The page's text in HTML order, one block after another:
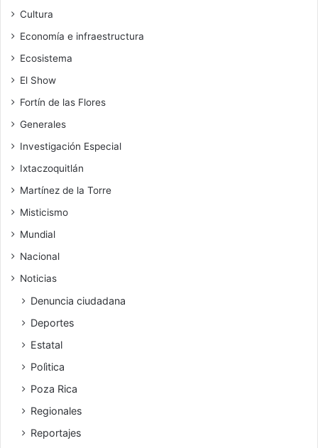
Cultura
Economía e infraestructura
Ecosistema
El Show
Fortín de las Flores
Generales
Investigación Especial
Ixtaczoquitlán
Martínez de la Torre
Misticismo
Mundial
Nacional
Noticias
Denuncia ciudadana
Deportes
Estatal
Polìtica
Poza Rica
Regionales
Reportajes